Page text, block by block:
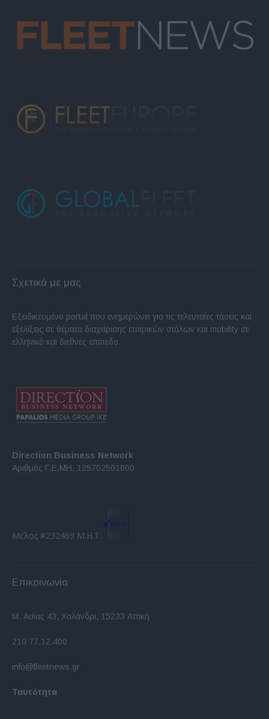
Σχετικά με μας
Εξειδικευμένο portal που ενημερώνει για τις τελευταίες τάσεις και
εξελίξεις σε θέματα διαχείρισης εταιρικών στόλων και mobility σε
ελληνικό και διεθνές επίπεδο.
Direction Business Network
Αριθμός Γ.Ε.ΜΗ. 125702501000
Μέλος #232469 Μ.Η.Τ.
Επικοινωνία
Μ. Ασίας 43, Χαλάνδρι, 15233 Αττική
210 77.12.400
info@fleetnews.gr
Ταυτότητα